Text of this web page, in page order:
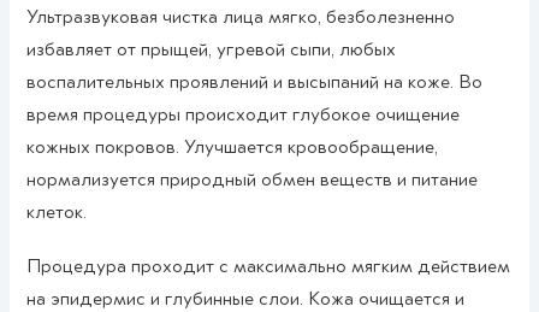
Ультразвуковая чистка лица мягко, безболезненно
избавляет от прыщей, угревой сыпи, любых
воспалительных проявлений и высыпаний на коже. Во
время процедуры происходит глубокое очищение
кожных покровов. Улучшается кровообращение,
нормализуется природный обмен веществ и питание
клеток.
Процедура проходит с максимально мягким действием
на эпидермис и глубинные слои. Кожа очищается и